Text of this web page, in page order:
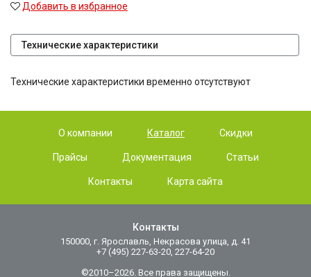
Добавить в избранное
Технические характеристики
Технические характеристики временно отсутствуют
О компании Каталог Скидки
Прайсы Документация Статьи
Контакты Карта сайта
Контакты
150000, г. Ярославль, Некрасова улица, д. 41
+7 (495) 227-63-20, 227-64-20
©2010–2026. Все права защищены.